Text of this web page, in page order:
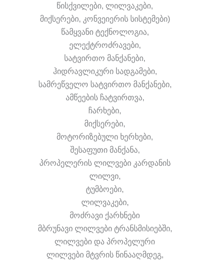
წისქვილები, ლილვაკები,
მიქსერები, კონვეიერის სისტემები)
წამყვანი ტექნოლოგია,
ელექტროძრავები,
სატვირთო მანქანები,
ჰიდრავლიკური სადგამები,
სამრეწველო სატვირთო მანქანები,
ამწეების ჩატვირთვა,
ჩარხები,
მიქსერები,
მოტორიზებული ხერხები,
შესაფუთი მანქანა,
პროპელერის ლილვები კარდანის
ლილვი,
ტუმბოები,
ლილვაკები,
მოძრავი ქარხნები
მბრუნავი ლილვები ტრანსმისიებში,
ლილვები და პროპელური
ლილვები მტვრის წინააღმდეგ,